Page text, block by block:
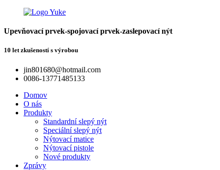
Upevňovací prvek-spojovací prvek-zaslepovací nýt
10 let zkušeností s výrobou
jin801680@hotmail.com
0086-13771485133
Domov
O nás
Produkty
Standardní slepý nýt
Speciální slepý nýt
Nýtovací matice
Nýtovací pistole
Nové produkty
Zprávy